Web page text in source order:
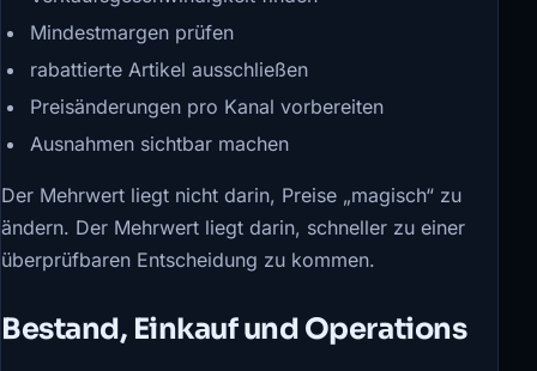
Mindestmargen prüfen
rabattierte Artikel ausschließen
Preisänderungen pro Kanal vorbereiten
Ausnahmen sichtbar machen
Der Mehrwert liegt nicht darin, Preise „magisch“ zu
ändern. Der Mehrwert liegt darin, schneller zu einer
überprüfbaren Entscheidung zu kommen.
Bestand, Einkauf und Operations